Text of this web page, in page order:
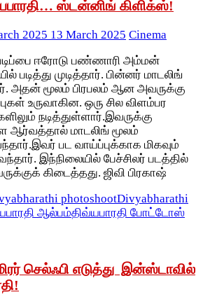
ஸ்டன்னிங் கிளிக்ஸ்!
2025 13 March 2025 Cinema
படிப்பை ஈரோடு பண்ணாரி அம்மன்
படித்து முடித்தார். பின்னர் மாடலிங்
அதன் மூலம் பிரபலம் ஆன அவருக்கு
உருவாகின. ஒரு சில விளம்பர
நடித்துள்ளார்.இவருக்கு
ஆர்வத்தால் மாடலிங் மூலம்
பட வாய்ப்புக்காக மிகவும்
இந்நிலையில் பேச்சிலர் படத்தில்
கிடைத்தது. ஜிவி பிரகாஷ்
photoshootDivyabharathi
ஆல்பம்திவ்யபாரதி போட்டோஸ்
செல்ஃபி எடுத்து இன்ஸ்டாவில்